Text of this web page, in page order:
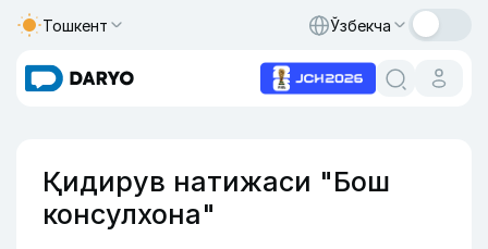
Тошкент Ўзбекча
Қидирув натижаси "Бош
консулхона"